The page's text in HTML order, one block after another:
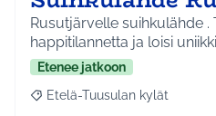
Rusutjärvelle suihkulähde .
happitilannetta ja loisi
Etenee jatkoon
Rajaa tulokset aihepiirin
Etelä-Tuusulan kylät